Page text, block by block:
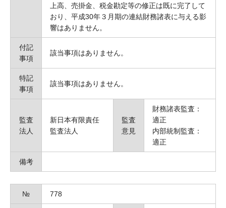
上高、売掛金、税金勘定等の修正は既に完了して
おり、平成30年３月期の連結財務諸表に与える影
響はありません。
付記
事項
該当事項はありません。
特記
事項
該当事項はありません。
監査
法人
新日本有限責任
監査法人
監査
意見
財務諸表監査：
適正
内部統制監査：
適正
備考
№ 778